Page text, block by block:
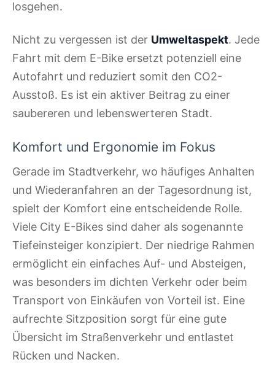
losgehen.
Nicht zu vergessen ist der Umweltaspekt. Jede
Fahrt mit dem E-Bike ersetzt potenziell eine
Autofahrt und reduziert somit den CO2-
Ausstoß. Es ist ein aktiver Beitrag zu einer
saubereren und lebenswerteren Stadt.
Komfort und Ergonomie im Fokus
Gerade im Stadtverkehr, wo häufiges Anhalten
und Wiederanfahren an der Tagesordnung ist,
spielt der Komfort eine entscheidende Rolle.
Viele City E-Bikes sind daher als sogenannte
Tiefeinsteiger konzipiert. Der niedrige Rahmen
ermöglicht ein einfaches Auf- und Absteigen,
was besonders im dichten Verkehr oder beim
Transport von Einkäufen von Vorteil ist. Eine
aufrechte Sitzposition sorgt für eine gute
Übersicht im Straßenverkehr und entlastet
Rücken und Nacken.